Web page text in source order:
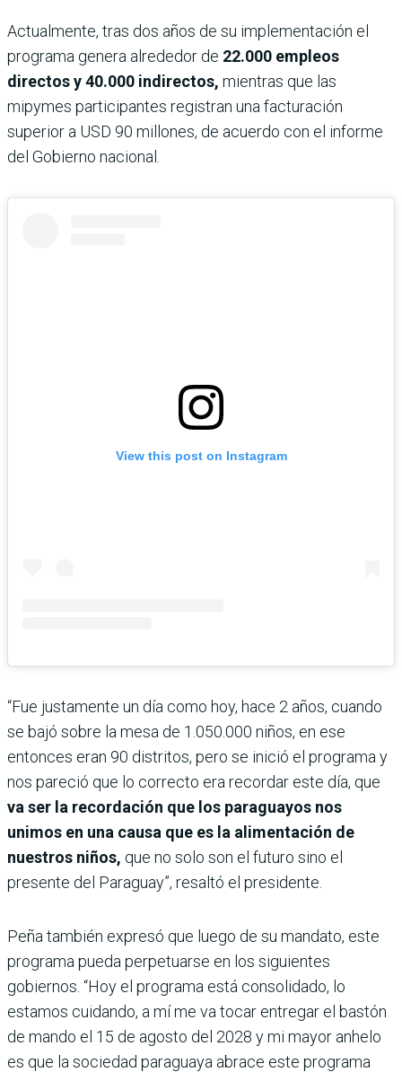
Actualmente, tras dos años de su implementación el
programa genera alrededor de 22.000 empleos
directos y 40.000 indirectos, mientras que las
mipymes participantes registran una facturación
superior a USD 90 millones, de acuerdo con el informe
del Gobierno nacional.
View this post on Instagram
“Fue justamente un día como hoy, hace 2 años, cuando
se bajó sobre la mesa de 1.050.000 niños, en ese
entonces eran 90 distritos, pero se inició el programa y
nos pareció que lo correcto era recordar este día, que
va ser la recordación que los paraguayos nos
unimos en una causa que es la alimentación de
nuestros niños, que no solo son el futuro sino el
presente del Paraguay”, resaltó el presidente.
Peña también expresó que luego de su mandato, este
programa pueda perpetuarse en los siguientes
gobiernos. “Hoy el programa está consolidado, lo
estamos cuidando, a mí me va tocar entregar el bastón
de mando el 15 de agosto del 2028 y mi mayor anhelo
es que la sociedad paraguaya abrace este programa